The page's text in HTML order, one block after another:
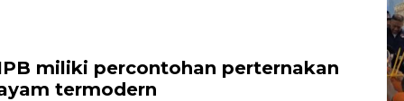
miliki percontohan perternakan
termodern